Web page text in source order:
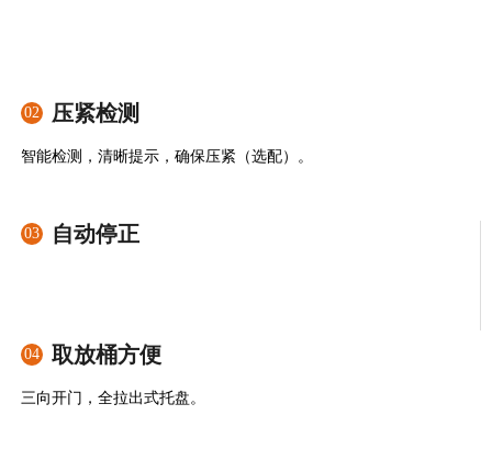
02 压紧检测
智能检测，清晰提示，确保压紧（选配）。
03 自动停正
04 取放桶方便
三向开门，全拉出式托盘。